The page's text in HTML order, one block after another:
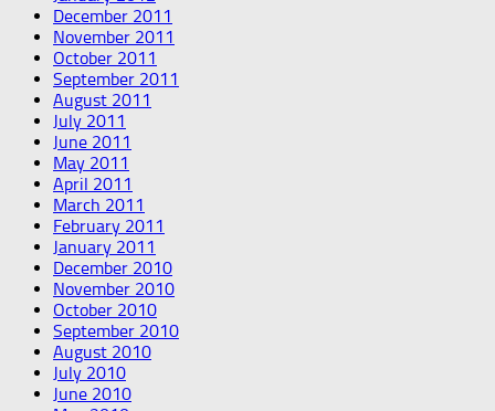
December 2011
November 2011
October 2011
September 2011
August 2011
July 2011
June 2011
May 2011
April 2011
March 2011
February 2011
January 2011
December 2010
November 2010
October 2010
September 2010
August 2010
July 2010
June 2010